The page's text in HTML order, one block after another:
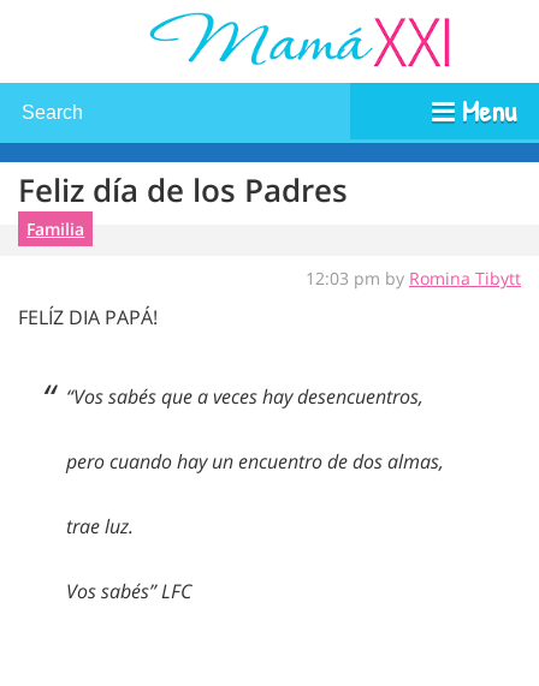
Menu
Feliz día de los Padres
Familia
12:03 pm by Romina Tibytt
FELÍZ DIA PAPÁ!
“Vos sabés que a veces hay desencuentros,
pero cuando hay un encuentro de dos almas,
trae luz.
Vos sabés” LFC